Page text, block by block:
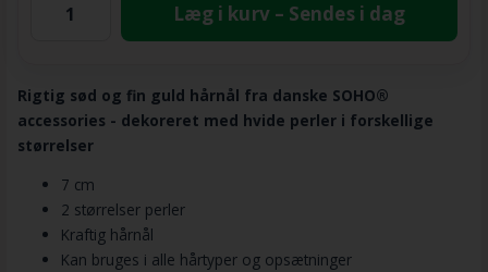
Læg i kurv – Sendes i dag
Rigtig sød og fin guld hårnål fra danske SOHO®
accessories - dekoreret med hvide perler i forskellige
størrelser
7 cm
2 størrelser perler
Kraftig hårnål
Kan bruges i alle hårtyper og opsætninger